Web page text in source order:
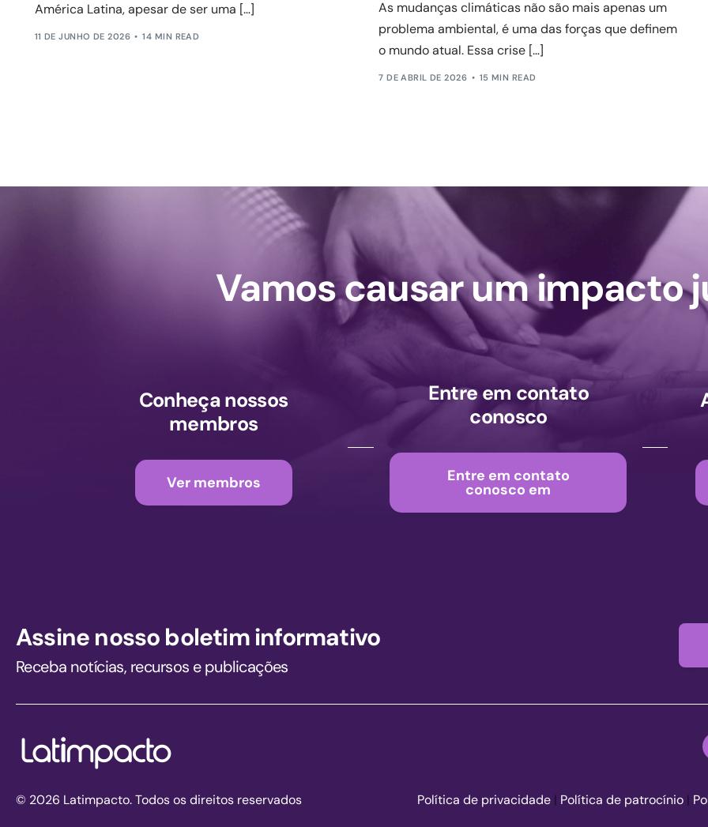
América Latina, apesar de ser uma […]
11 DE JUNHO DE 2026 14 MIN READ
As mudanças climáticas não são mais apenas um
problema ambiental, é uma das forças que definem
o mundo atual. Essa crise […]
7 DE ABRIL DE 2026 15 MIN READ
Vamos causar um impacto
Conheça nossos
membros
Ver membros
Entre em contato
conosco
Entre em contato
conosco em
Assine nosso boletim informativo
Receba notícias, recursos e publicações
© 2026 Latimpacto. Todos os direitos reservados Política de privacidade| Política de patrocínio|